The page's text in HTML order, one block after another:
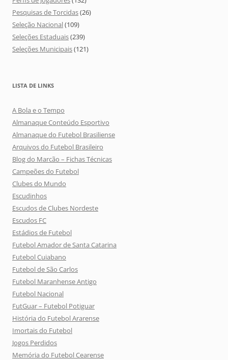
Pesquisas de Torcidas(26)
Seleção Nacional(109)
Seleções Estaduais(239)
Seleções Municipais(121)
LISTA DE LINKS
A Bola e o Tempo
Almanaque Conteúdo Esportivo
Almanaque do Futebol Brasiliense
Arquivos do Futebol Brasileiro
Blog do Marcão – Fichas Técnicas
Campeões do Futebol
Clubes do Mundo
Escudinhos
Escudos de Clubes Nordeste
Escudos FC
Estádios de Futebol
Futebol Amador de Santa Catarina
Futebol Cuiabano
Futebol de São Carlos
Futebol Maranhense Antigo
Futebol Nacional
FutGuar – Futebol Potiguar
História do Futebol Ararense
Imortais do Futebol
Jogos Perdidos
Memória do Futebol Cearense